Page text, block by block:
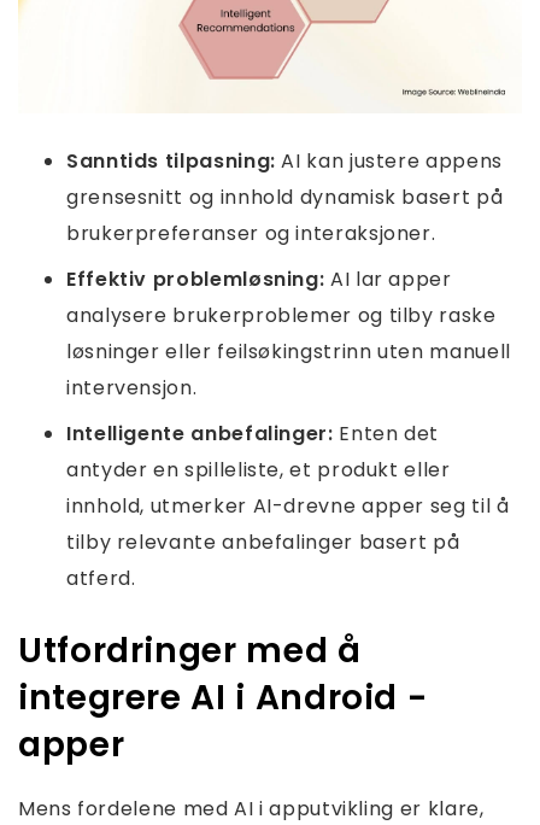
Sanntids tilpasning:AI kan justere appens
grensesnitt og innhold dynamisk basert på
brukerpreferanser og interaksjoner.
Effektiv problemløsning: AI lar apper
analysere brukerproblemer og tilby raske
løsninger eller feilsøkingstrinn uten manuell
intervensjon.
Intelligente anbefalinger: Enten det
antyder en spilleliste, et produkt eller
innhold, utmerker AI-drevne apper seg til å
tilby relevante anbefalinger basert på
atferd.
Utfordringer med å
integrere AI i Android -
apper
Mens fordelene med AI i apputvikling er klare,